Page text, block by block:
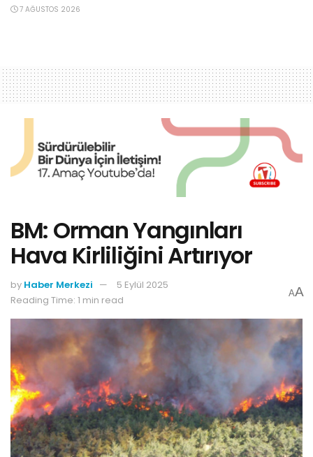
7 AĞUSTOS 2026
BM: Orman Yangınları
Hava Kirliliğini Artırıyor
by Haber Merkezi
5 Eylül 2025
Reading Time: 1 min read
AA